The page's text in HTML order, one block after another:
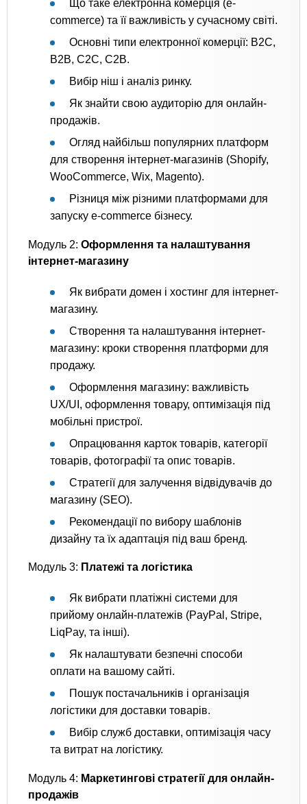
Що таке електронна комерція (e-
commerce) та її важливість у сучасному світі.
Основні типи електронної комерції: B2C,
B2B, C2C, C2B.
Вибір ніш і аналіз ринку.
Як знайти свою аудиторію для онлайн-
продажів.
Огляд найбільш популярних платформ
для створення інтернет-магазинів (Shopify,
WooCommerce, Wix, Magento).
Різниця між різними платформами для
запуску e-commerce бізнесу.
Модуль 2: Оформлення та налаштування
інтернет-магазину
Як вибрати домен і хостинг для інтернет-
магазину.
Створення та налаштування інтернет-
магазину: кроки створення платформи для
продажу.
Оформлення магазину: важливість
UX/UI, оформлення товару, оптимізація під
мобільні пристрої.
Опрацювання карток товарів, категорії
товарів, фотографії та опис товарів.
Стратегії для залучення відвідувачів до
магазину (SEO).
Рекомендації по вибору шаблонів
дизайну та їх адаптація під ваш бренд.
Модуль 3: Платежі та логістика
Як вибрати платіжні системи для
прийому онлайн-платежів (PayPal, Stripe,
LiqPay, та інші).
Як налаштувати безпечні способи
оплати на вашому сайті.
Пошук постачальників і організація
логістики для доставки товарів.
Вибір служб доставки, оптимізація часу
та витрат на логістику.
Модуль 4: Маркетингові стратегії для онлайн-
продажів